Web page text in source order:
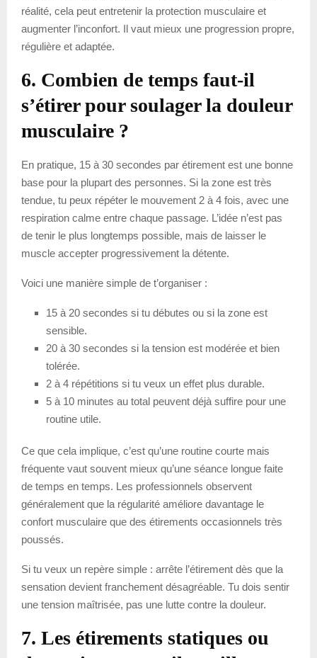
réalité, cela peut entretenir la protection musculaire et
augmenter l’inconfort. Il vaut mieux une progression propre,
régulière et adaptée.
6. Combien de temps faut-il
s’étirer pour soulager la douleur
musculaire ?
En pratique, 15 à 30 secondes par étirement est une bonne
base pour la plupart des personnes. Si la zone est très
tendue, tu peux répéter le mouvement 2 à 4 fois, avec une
respiration calme entre chaque passage. L’idée n’est pas
de tenir le plus longtemps possible, mais de laisser le
muscle accepter progressivement la détente.
Voici une manière simple de t’organiser :
15 à 20 secondes si tu débutes ou si la zone est
sensible.
20 à 30 secondes si la tension est modérée et bien
tolérée.
2 à 4 répétitions si tu veux un effet plus durable.
5 à 10 minutes au total peuvent déjà suffire pour une
routine utile.
Ce que cela implique, c’est qu’une routine courte mais
fréquente vaut souvent mieux qu’une séance longue faite
de temps en temps. Les professionnels observent
généralement que la régularité améliore davantage le
confort musculaire que des étirements occasionnels très
poussés.
Si tu veux un repère simple : arrête l’étirement dès que la
sensation devient franchement désagréable. Tu dois sentir
une tension maîtrisée, pas une lutte contre la douleur.
7. Les étirements statiques ou